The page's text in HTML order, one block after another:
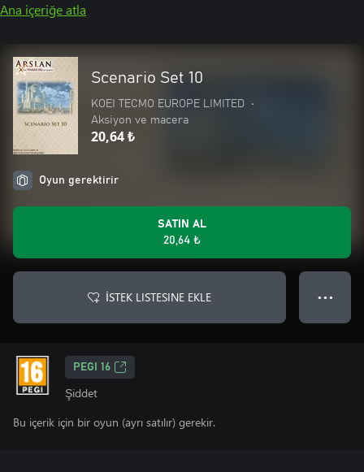
Ana içeriğe atla
Scenario Set 10
KOEI TECMO EUROPE LIMITED
•
Aksiyon ve macera
20,64 ₺
Oyun gerektirir
SATIN AL
20,64 ₺
İSTEK LISTESINE EKLE ● ● ●
PEGI 16
Şiddet
Bu içerik için bir oyun (ayrı satılır) gerekir.